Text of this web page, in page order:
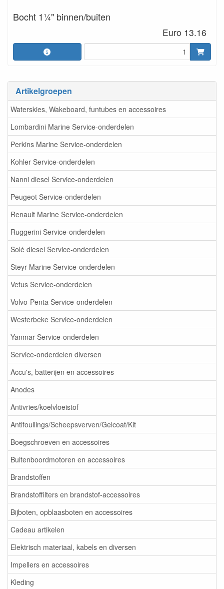
Artikelgroepen
Waterskies, Wakeboard, funtubes en accessoires
Lombardini Marine Service-onderdelen
Perkins Marine Service-onderdelen
Kohler Service-onderdelen
Nanni diesel Service-onderdelen
Peugeot Service-onderdelen
Renault Marine Service-onderdelen
Ruggerini Service-onderdelen
Solé diesel Service-onderdelen
Steyr Marine Service-onderdelen
Vetus Service-onderdelen
Volvo-Penta Service-onderdelen
Westerbeke Service-onderdelen
Yanmar Service-onderdelen
Service-onderdelen diversen
Accu's, batterijen en accessoires
Anodes
Antivries/koelvloeistof
Antifoullings/Scheepsverven/Gelcoat/Kit
Boegschroeven en accessoires
Buitenboordmotoren en accessoires
Brandstoffen
Brandstoffilters en brandstof-accessoires
Bijboten, opblaasboten en accessoires
Cadeau artikelen
Elektrisch materiaal, kabels en diversen
Impellers en accessoires
Kleding
Bocht 1¼" binnen/buiten
Euro 13.16